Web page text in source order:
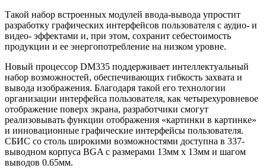
Такой набор встроенных модулей ввода-вывода упростит
разработку графических интерфейсов пользователя с аудио- и
видео- эффектами и, при этом, сохранит себестоимость
продукции и ее энергопотребление на низком уровне.
Новый процессор DM335 поддерживает интеллектуальный
набор возможностей, обеспечивающих гибкость захвата и
вывода изображения. Благодаря такой его технологии
организации интерфейса пользователя, как четырехуровневое
отображение поверх экрана, разработчики смогут
реализовывать функции отображения «картинки в картинке»
и инновационные графические интерфейсы пользователя.
СБИС со столь широкими возможностями доступна в 337-
выводном корпуса BGA с размерами 13мм x 13мм и шагом
выводов 0.65мм.